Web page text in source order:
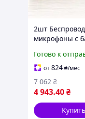
2шт
микрофоны с
PGX-268,
Беспроводная
двухканальная
система
Готово к
от824₴/мес
4 943.40₴
7 062 ₴